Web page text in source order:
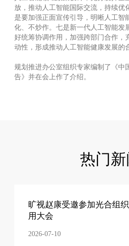
放，推动人工智能国际交流，持续优
是要加强正面宣传引导，明晰人工智
化、不炒作。七是新一代人工智能发
好统筹协调作用，加强跨部门合作，
动性，形成推动人工智能健康发展的
规划推进办公室组织专家编制了《中
告》并在会上作了介绍。
热门新
旷视赵康受邀参加光合组
用大会
2026-07-10